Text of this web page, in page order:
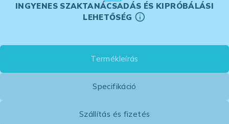
INGYENES SZAKTANÁCSADÁS ÉS KIPRÓBÁLÁSI
LEHETŐSÉG
Termékleírás
Specifikáció
Szállítás és fizetés